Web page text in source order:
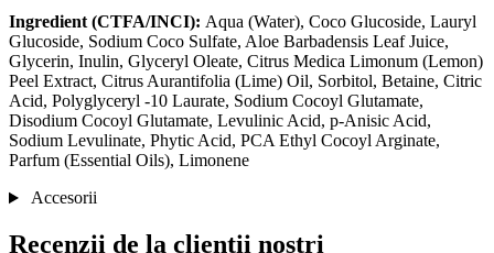
Ingredient (CTFA/INCI): Aqua (Water), Coco Glucoside, Lauryl
Glucoside, Sodium Coco Sulfate, Aloe Barbadensis Leaf Juice,
Glycerin, Inulin, Glyceryl Oleate, Citrus Medica Limonum (Lemon)
Peel Extract, Citrus Aurantifolia (Lime) Oil, Sorbitol, Betaine, Citric
Acid, Polyglyceryl -10 Laurate, Sodium Cocoyl Glutamate,
Disodium Cocoyl Glutamate, Levulinic Acid, p-Anisic Acid,
Sodium Levulinate, Phytic Acid, PCA Ethyl Cocoyl Arginate,
Parfum (Essential Oils), Limonene
Accesorii
Recenzii de la clienții noștri